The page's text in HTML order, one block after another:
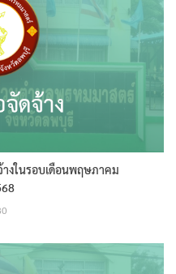
งในรอบเดือนพฤษภาคม